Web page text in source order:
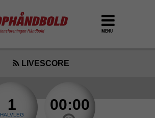
MENU
LIVESCORE
1
HALVLEG
00:00